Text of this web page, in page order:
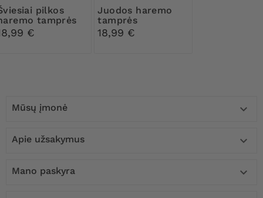
tamprės
€
Juodos haremo
tamprės
18,99 €
Mūsų įmonė 
Apie užsakymus 
Mano paskyra 